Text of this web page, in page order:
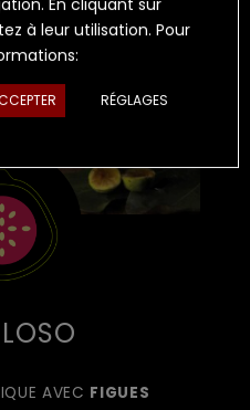
AVEC FIGUES
à leur utilisation. Pour
RÉGLAGES